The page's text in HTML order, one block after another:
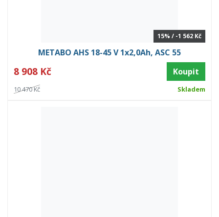
15% / -1 562 Kč
METABO AHS 18-45 V 1x2,0Ah, ASC 55
8 908 Kč Koupit
10 470 Kč Skladem